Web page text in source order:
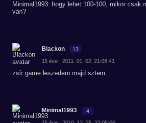
Minimal1993: hogy lehet 100-100, mikor csak
van?
Blackon 13
15 éve | 2011. 01. 02. 21:08:41
zsír game leszedem majd sztem
Minimal1993 4